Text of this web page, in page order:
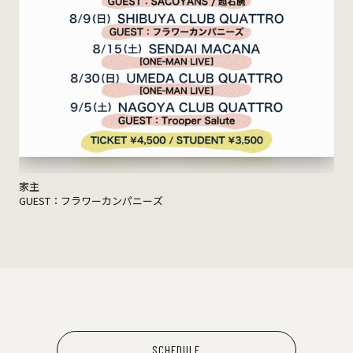
家主
GUEST：フラワーカンパニーズ
SCHEDULE